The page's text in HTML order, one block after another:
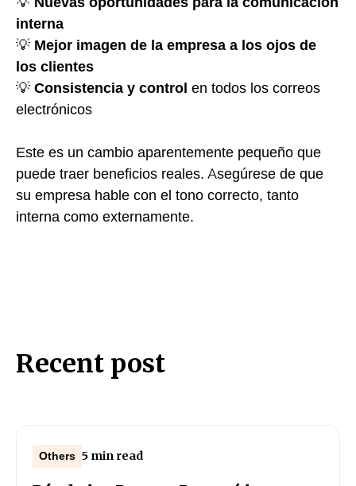
interna
💡 Mejor imagen de la empresa a los ojos de
los clientes
💡 Consistencia y control en todos los correos
electrónicos
Este es un cambio aparentemente pequeño que
puede traer beneficios reales. Asegúrese de que
su empresa hable con el tono correcto, tanto
interna como externamente.
Recent post
Others 5 min read